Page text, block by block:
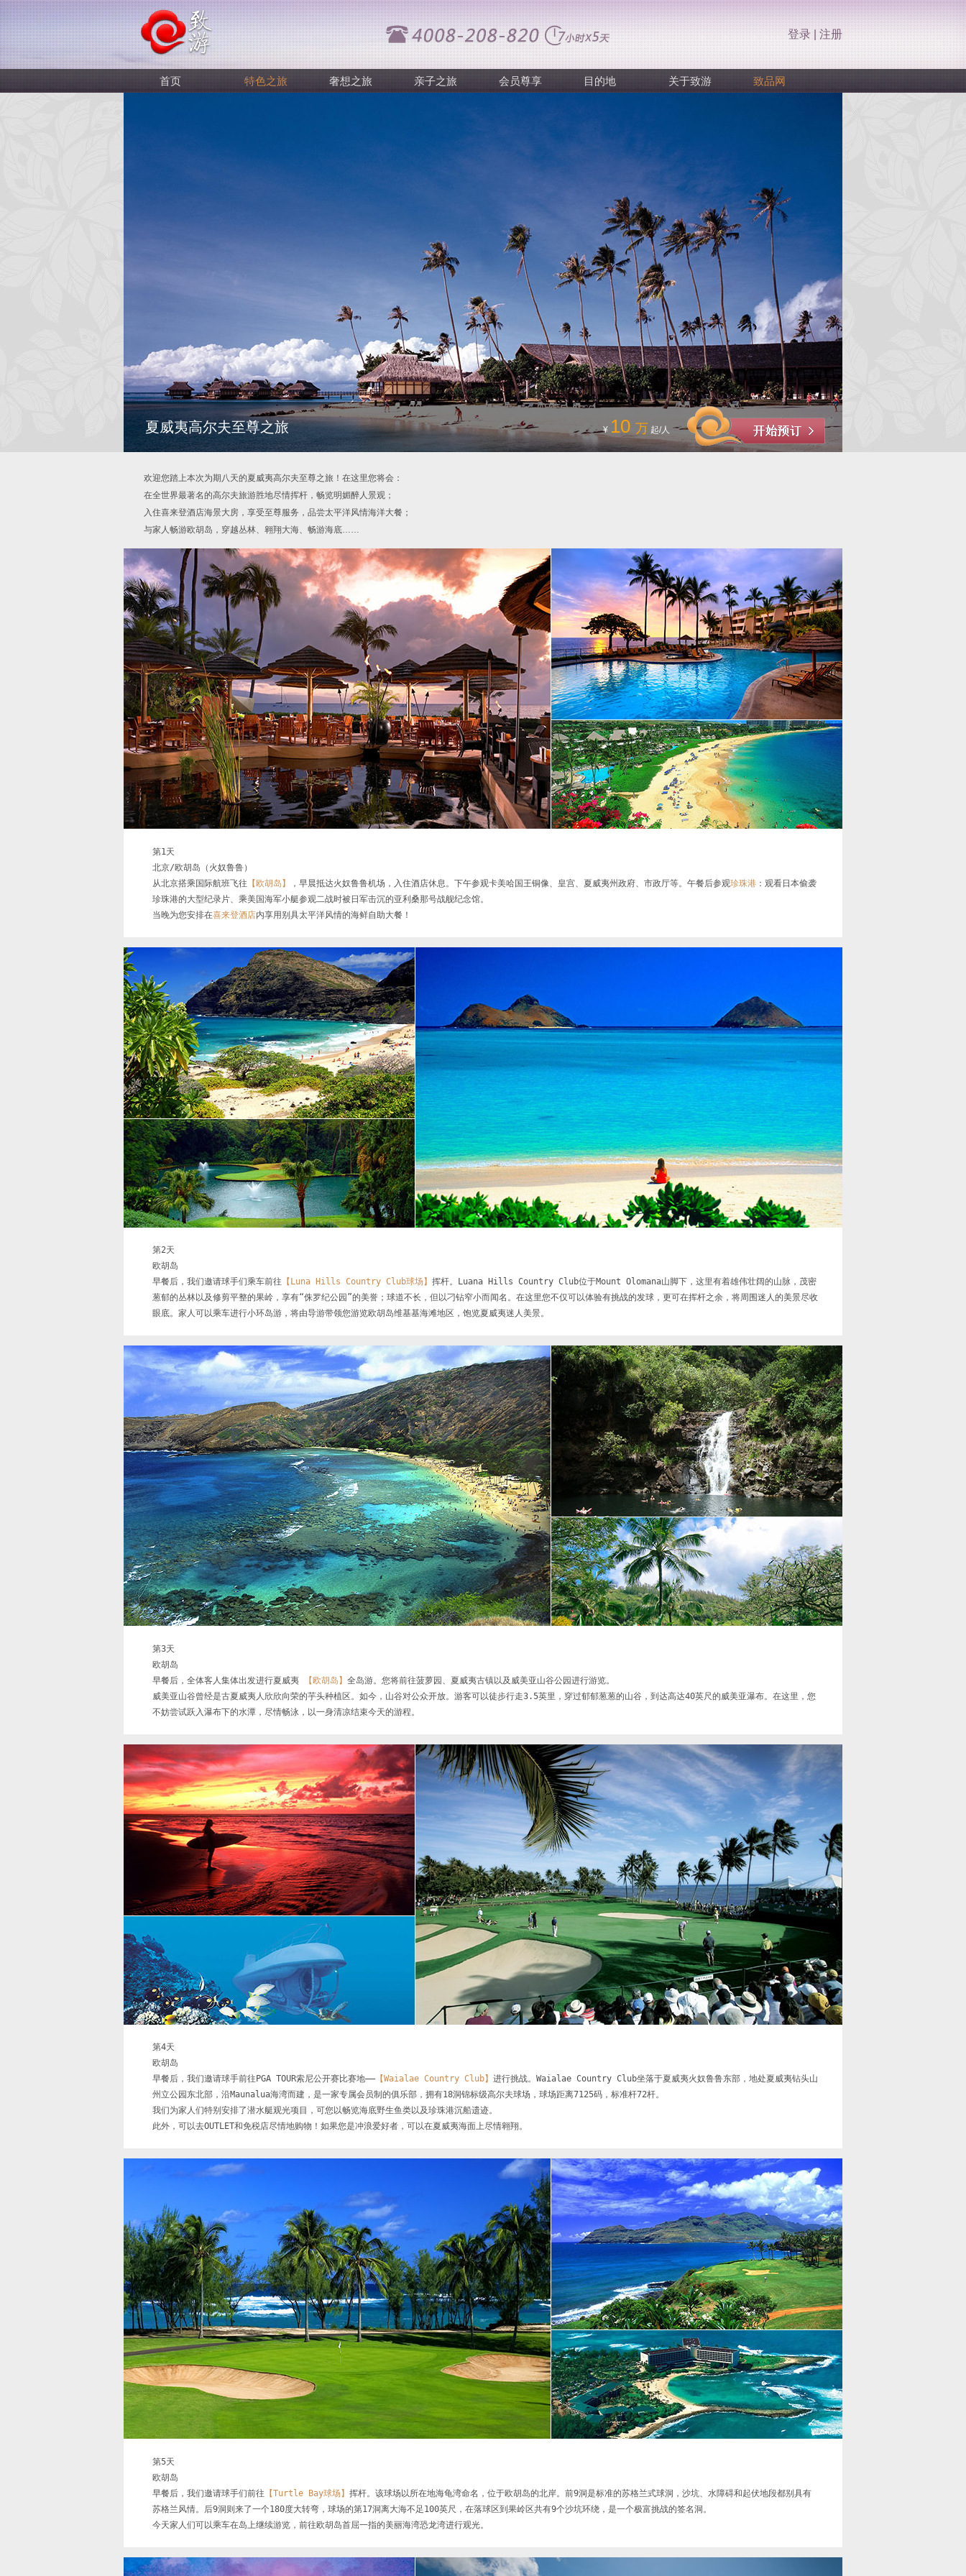
登录|注册
首页 特色之旅 奢想之旅 亲子之旅 会员尊享 目的地 关于致游 致品网
夏威夷高尔夫至尊之旅 ¥ 10 万 起/人
欢迎您踏上本次为期八天的夏威夷高尔夫至尊之旅！在这里您将会：
在全世界最著名的高尔夫旅游胜地尽情挥杆，畅览明媚醉人景观；
入住喜来登酒店海景大房，享受至尊服务，品尝太平洋风情海洋大餐；
与家人畅游欧胡岛，穿越丛林、翱翔大海、畅游海底……
第1天
北京/欧胡岛（火奴鲁鲁）
从北京搭乘国际航班飞往 【欧胡岛】 ，早晨抵达火奴鲁鲁机场，入住酒店休息。下午参观卡美哈国王铜像、皇宫、夏威夷州政府、市政厅等。午餐后参观珍珠港 ：观看日本偷袭
珍珠港的大型纪录片、乘美国海军小艇参观二战时被日军击沉的亚利桑那号战舰纪念馆。
当晚为您安排在喜来登酒店内享用别具太平洋风情的海鲜自助大餐！
第2天
欧胡岛
早餐后，我们邀请球手们乘车前往 【Luna Hills Country Club球场】 挥杆。Luana Hills Country Club位于Mount Olomana山脚下，这里有着雄伟壮阔的山脉，茂密
葱郁的丛林以及修剪平整的果岭，享有“侏罗纪公园”的美誉；球道不长，但以刁钻窄小而闻名。在这里您不仅可以体验有挑战的发球，更可在挥杆之余，将周围迷人的美景尽收
眼底。家人可以乘车进行小环岛游，将由导游带领您游览欧胡岛维基基海滩地区，饱览夏威夷迷人美景。
第3天
欧胡岛
早餐后，全体客人集体出发进行夏威夷
【欧胡岛】 全岛游。您将前往菠萝园、夏威夷古镇以及威美亚山谷公园进行游览。
威美亚山谷曾经是古夏威夷人欣欣向荣的芋头种植区。如今，山谷对公众开放。游客可以徒步行走3.5英里，穿过郁郁葱葱的山谷，到达高达40英尺的威美亚瀑布。在这里，您
不妨尝试跃入瀑布下的水潭，尽情畅泳，以一身清凉结束今天的游程。
第4天
欧胡岛
早餐后，我们邀请球手前往PGA TOUR索尼公开赛比赛地——【Waialae Country Club】 进行挑战。Waialae Country Club坐落于夏威夷火奴鲁鲁东部，地处夏威夷钻头山
州立公园东北部，沿Maunalua海湾而建，是一家专属会员制的俱乐部，拥有18洞锦标级高尔夫球场，球场距离7125码，标准杆72杆。
我们为家人们特别安排了潜水艇观光项目，可您以畅览海底野生鱼类以及珍珠港沉船遗迹。
此外，可以去OUTLET和免税店尽情地购物！如果您是冲浪爱好者，可以在夏威夷海面上尽情翱翔。
第5天
欧胡岛
早餐后，我们邀请球手们前往 【Turtle Bay球场】 挥杆。该球场以所在地海龟湾命名，位于欧胡岛的北岸。前9洞是标准的苏格兰式球洞，沙坑、水障碍和起伏地段都别具有
苏格兰风情。后9洞则来了一个180度大转弯，球场的第17洞离大海不足100英尺，在落球区到果岭区共有9个沙坑环绕，是一个极富挑战的签名洞。
今天家人们可以乘车在岛上继续游览，前往欧胡岛首屈一指的美丽海湾恐龙湾进行观光。